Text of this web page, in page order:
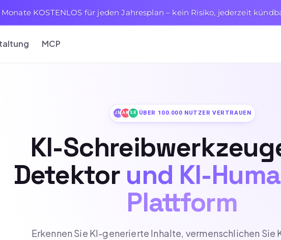
Monate KOSTENLOS für jeden Jahresplan – kein Risiko, jederzeit
MCP
JMAKSR ÜBER 100.000 NUTZER VERTRAUEN
KI-
Detektor und KI-
Plattform
Erkennen Sie KI-generierte Inhalte, vermenschlichen Sie